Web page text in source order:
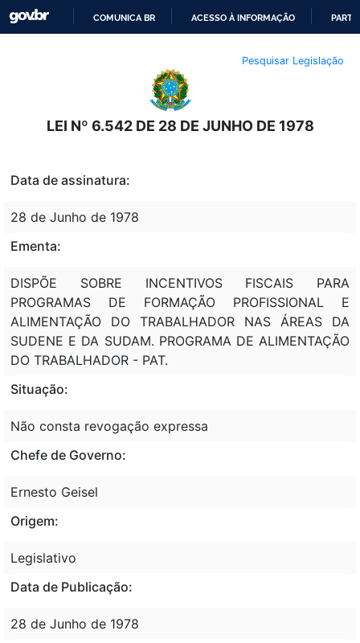
O
CONTEÚDO
COMUNICA BR ACESSO À INFORMAÇÃO
Pesquisar Legislação
LEI Nº 6.542 DE 28 DE JUNHO DE 1978
Data de assinatura:
28 de Junho de 1978
Ementa:
DISPÕE SOBRE INCENTIVOS FISCAIS PARA
PROGRAMAS DE FORMAÇÃO PROFISSIONAL E
ALIMENTAÇÃO DO TRABALHADOR NAS ÁREAS DA
SUDENE E DA SUDAM. PROGRAMA DE ALIMENTAÇÃO
DO TRABALHADOR - PAT.
Situação:
Não consta revogação expressa
Chefe de Governo:
Ernesto Geisel
Origem:
Legislativo
Data de Publicação:
28 de Junho de 1978